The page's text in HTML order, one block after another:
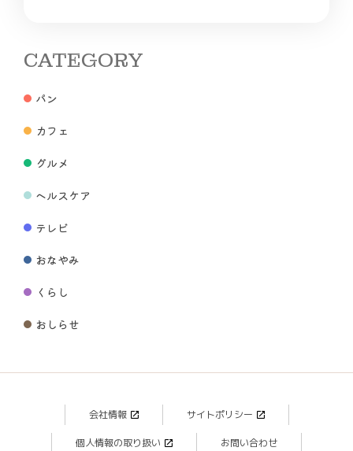
CATEGORY
パン
カフェ
グルメ
ヘルスケア
テレビ
おなやみ
くらし
おしらせ
会社情報 サイトポリシー
個人情報の取り扱い お問い合わせ